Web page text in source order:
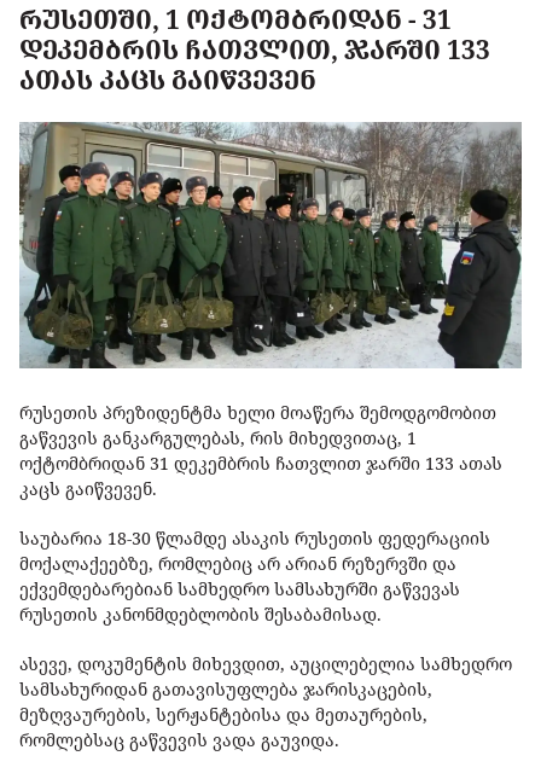
ᲠᲣᲡᲔᲗᲨᲘ, 1 ᲝᲥᲢᲝᲛᲑᲠᲘᲓᲐᲜ - 31
ᲓᲔᲙᲔᲛᲑᲠᲘᲡ ᲩᲐᲗᲕᲚᲘᲗ, ᲯᲐᲠᲨᲘ 133
ᲐᲗᲐᲡ ᲙᲐᲪᲡ ᲒᲐᲘᲬᲕᲔᲕᲔᲜ
რუსეთის პრეზიდენტმა ხელი მოაწერა შემოდგომობით
გაწვევის განკარგულებას, რის მიხედვითაც, 1
ოქტომბრიდან 31 დეკემბრის ჩათვლით ჯარში 133 ათას
კაცს გაიწვევენ.
საუბარია 18-30 წლამდე ასაკის რუსეთის ფედერაციის
მოქალაქეებზე, რომლებიც არ არიან რეზერვში და
ექვემდებარებიან სამხედრო სამსახურში გაწვევას
რუსეთის კანონმდებლობის შესაბამისად.
ასევე, დოკუმენტის მიხევდით, აუცილებელია სამხედრო
სამსახურიდან გათავისუფლება ჯარისკაცების,
მეზღვაურების, სერჟანტებისა და მეთაურების,
რომლებსაც გაწვევის ვადა გაუვიდა.